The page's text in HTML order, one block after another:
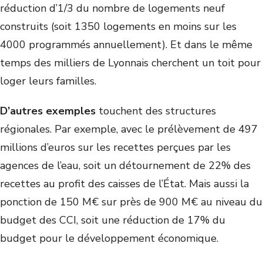
réduction d’1/3 du nombre de logements neuf
construits (soit 1350 logements en moins sur les
4000 programmés annuellement). Et dans le même
temps des milliers de Lyonnais cherchent un toit pour
loger leurs familles.
D’autres exemples touchent des structures
régionales. Par exemple, avec le prélèvement de 497
millions d’euros sur les recettes perçues par les
agences de l’eau, soit un détournement de 22% des
recettes au profit des caisses de l’État. Mais aussi la
ponction de 150 M€ sur près de 900 M€ au niveau du
budget des CCI, soit une réduction de 17% du
budget pour le développement économique.